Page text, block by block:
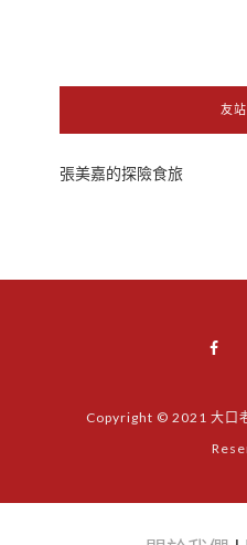
友
張美嘉的探險食旅
Copyright © 2021 大口